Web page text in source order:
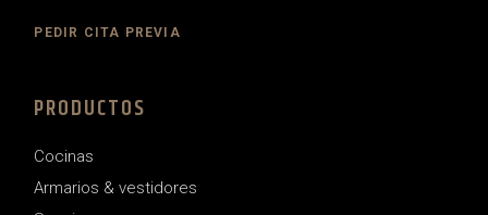
PEDIR CITA PREVIA
PRODUCTOS
Cocinas
Armarios & vestidores